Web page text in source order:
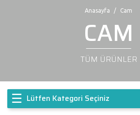
Anasayfa Cam
CAM
TÜM ÜRÜNLER
☰ Lütfen Kategori Seçiniz